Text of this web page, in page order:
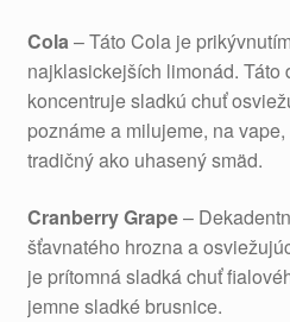
Cola– Táto Cola je
najklasickejších limonád. Táto
koncentruje sladkú chuť
poznáme a milujeme, na
tradičný ako uhasený smäd.
Cranberry Grape–
šťavnatého hrozna a
je prítomná sladká chuť
jemne sladké brusnice.